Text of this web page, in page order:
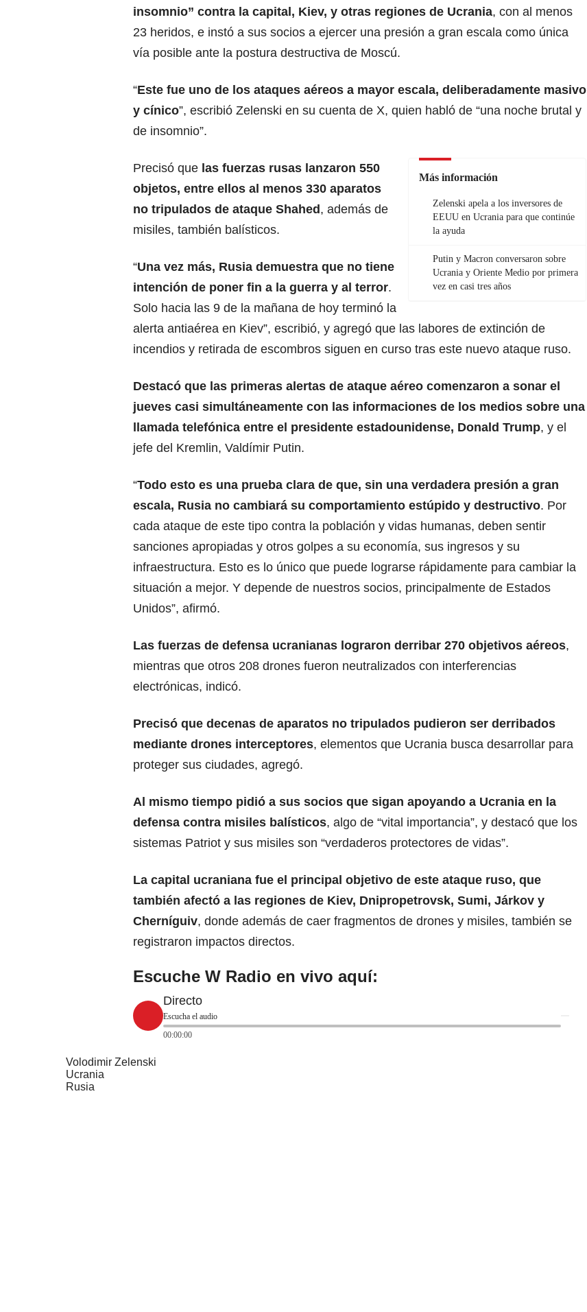
insomnio” contra la capital, Kiev, y otras regiones de Ucrania, con al menos
23 heridos, e instó a sus socios a ejercer una presión a gran escala como única
vía posible ante la postura destructiva de Moscú.
“Este fue uno de los ataques aéreos a mayor escala, deliberadamente masivo
y cínico”, escribió Zelenski en su cuenta de X, quien habló de “una noche brutal y
de insomnio”.
Más información
Zelenski apela a los inversores de
EEUU en Ucrania para que continúe
la ayuda
Putin y Macron conversaron sobre
Ucrania y Oriente Medio por primera
vez en casi tres años
Precisó que las fuerzas rusas lanzaron 550
objetos, entre ellos al menos 330 aparatos
no tripulados de ataque Shahed , además de
misiles, también balísticos.
“Una vez más, Rusia demuestra que no tiene
intención de poner fin a la guerra y al terror.
Solo hacia las 9 de la mañana de hoy terminó la
alerta antiaérea en Kiev”, escribió, y agregó que las labores de extinción de
incendios y retirada de escombros siguen en curso tras este nuevo ataque ruso.
Destacó que las primeras alertas de ataque aéreo comenzaron a sonar el
jueves casi simultáneamente con las informaciones de los medios sobre una
llamada telefónica entre el presidente estadounidense, Donald Trump, y el
jefe del Kremlin, Valdímir Putin.
“Todo esto es una prueba clara de que, sin una verdadera presión a gran
escala, Rusia no cambiará su comportamiento estúpido y destructivo. Por
cada ataque de este tipo contra la población y vidas humanas, deben sentir
sanciones apropiadas y otros golpes a su economía, sus ingresos y su
infraestructura. Esto es lo único que puede lograrse rápidamente para cambiar la
situación a mejor. Y depende de nuestros socios, principalmente de Estados
Unidos”, afirmó.
Las fuerzas de defensa ucranianas lograron derribar 270 objetivos aéreos,
mientras que otros 208 drones fueron neutralizados con interferencias
electrónicas, indicó.
Precisó que decenas de aparatos no tripulados pudieron ser derribados
mediante drones interceptores, elementos que Ucrania busca desarrollar para
proteger sus ciudades, agregó.
Al mismo tiempo pidió a sus socios que sigan apoyando a Ucrania en la
defensa contra misiles balísticos, algo de “vital importancia”, y destacó que los
sistemas Patriot y sus misiles son “verdaderos protectores de vidas”.
La capital ucraniana fue el principal objetivo de este ataque ruso, que
también afectó a las regiones de Kiev, Dnipropetrovsk, Sumi, Járkov y
Cherníguiv, donde además de caer fragmentos de drones y misiles, también se
registraron impactos directos.
Escuche W Radio en vivo aquí:
Directo
Escucha el audio
00:00:00
Volodimir Zelenski
Ucrania
Rusia